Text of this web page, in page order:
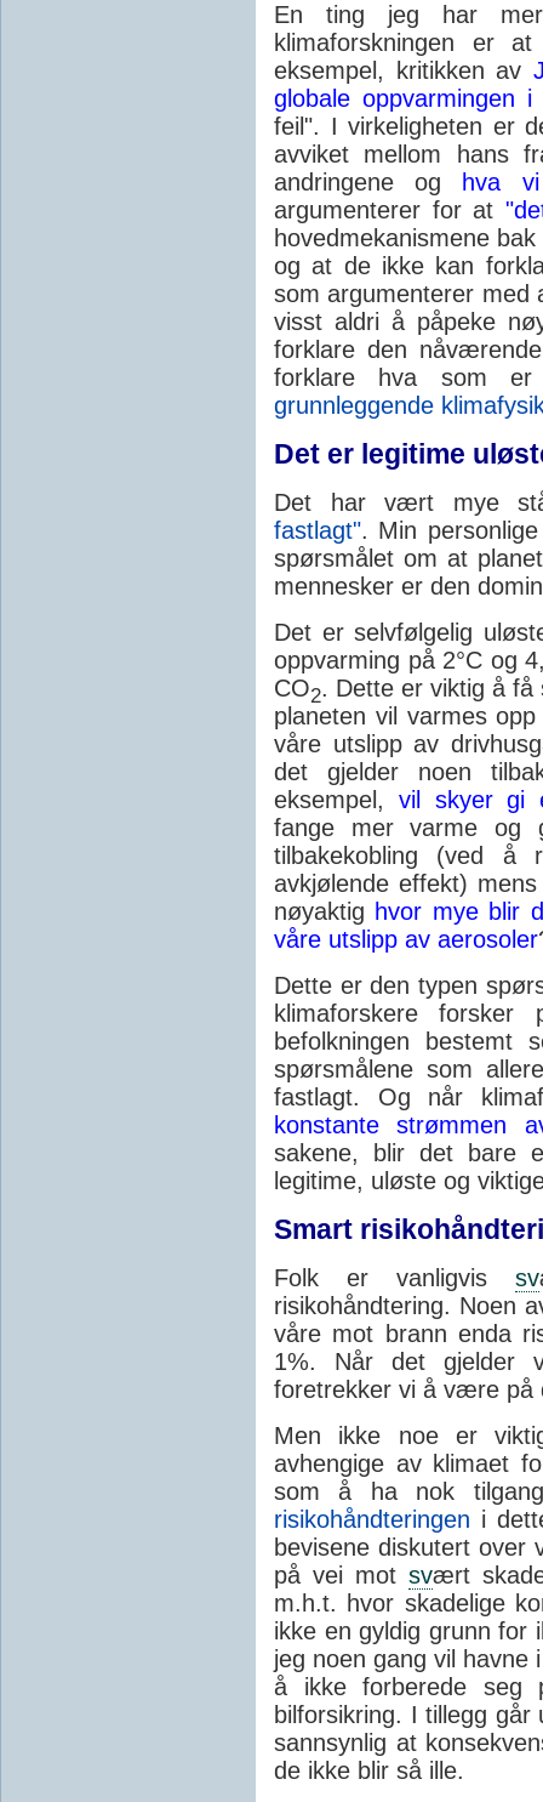
En ting jeg har
klimaforskningen er
eksempel, kritikken av
globale oppvarmingen i
feil". I virkeligheten er
avviket mellom hans
andringene og
hva
argumenterer for at
hovedmekanismene
og at de ikke kan
som argumenterer med
visst aldri å påpeke
forklare den
forklare hva som
grunnleggende
Det er legitime
Det har vært mye
fastlagt". Min
spørsmålet om at
men­nesker er den
Det er selvfølgelig
oppvarming på 2°C og
CO2. Dette er viktig å
planeten vil varmes
våre utslipp av
det gjelder noen
eksempel, vil skyer gi
fange mer varme og
tilbakekobling (ved
avkjølende effekt)
nøyaktig hvor mye blir
våre utslipp av aerosoler
Dette er den typen
klimaforskere
befolkningen
spørsmålene som
fastlagt. Og når
konstante strømmen
sakene, blir det bare
legitime, uløste og
Smart
Folk er vanligvis sv
risikohåndtering. Noen
våre mot brann enda
1%. Når det gjelder
foretrekker vi å være på
Men ikke noe er
avhengige av klimaet
som å ha nok
risikohåndteringen i
bevisene diskutert
på vei mot svært
m.h.t. hvor skadelige
ikke en gyldig grunn
jeg noen gang vil
å ikke forberede seg
bilforsikring. I tillegg
sannsynlig at
de ikke blir så ille.